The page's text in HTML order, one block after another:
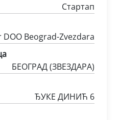
Стартап
Beograd-Zvezdara
БЕОГРАД (ЗВЕЗДАРА)
ЂУКЕ ДИНИЋ 6